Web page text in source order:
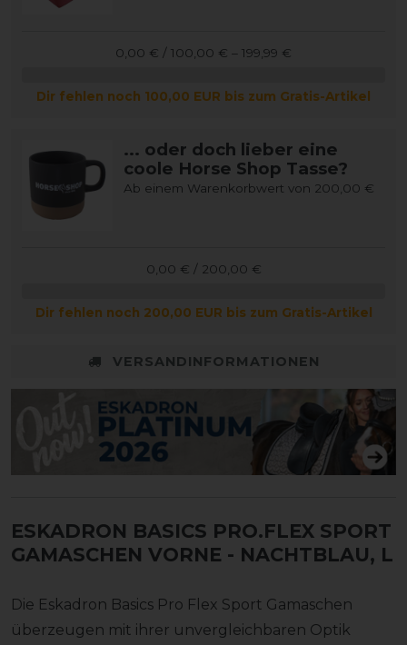
0,00 € / 100,00 € – 199,99 €
Dir fehlen noch 100,00 EUR bis zum Gratis-Artikel
... oder doch lieber eine
coole Horse Shop Tasse?
Ab einem Warenkorbwert von 200,00 €
0,00 € / 200,00 €
Dir fehlen noch 200,00 EUR bis zum Gratis-Artikel
VERSANDINFORMATIONEN
ESKADRON BASICS PRO.FLEX SPORT
GAMASCHEN VORNE - NACHTBLAU, L
Die Eskadron Basics Pro Flex Sport Gamaschen
überzeugen mit ihrer unvergleichbaren Optik